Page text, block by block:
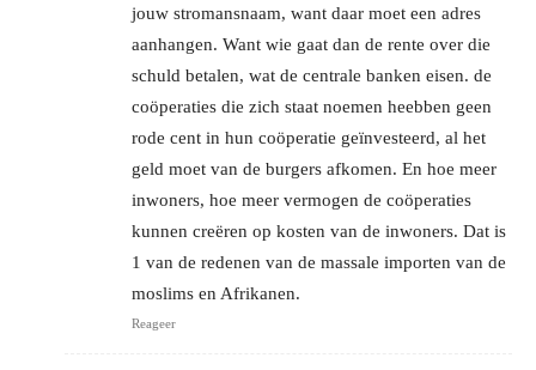
jouw stromansnaam, want daar moet een adres
aanhangen. Want wie gaat dan de rente over die
schuld betalen, wat de centrale banken eisen. de
coöperaties die zich staat noemen heebben geen
rode cent in hun coöperatie geïnvesteerd, al het
geld moet van de burgers afkomen. En hoe meer
inwoners, hoe meer vermogen de coöperaties
kunnen creëren op kosten van de inwoners. Dat is
1 van de redenen van de massale importen van de
moslims en Afrikanen.
Reageer